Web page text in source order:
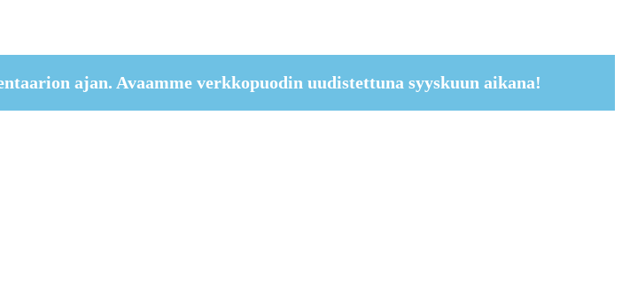
ajan. Avaamme verkkopuodin uudistettuna syyskuun aikana!